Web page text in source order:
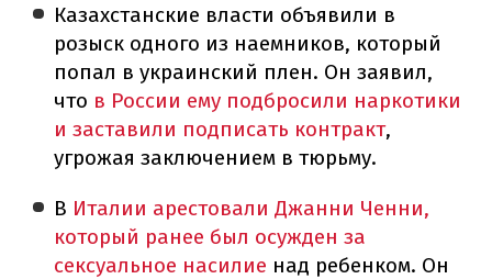
Казахстанские власти объявили в
розыск одного из наемников, который
попал в украинский плен. Он заявил,
что в России ему подбросили наркотики
и заставили подписать контракт,
угрожая заключением в тюрьму.
В Италии арестовали Джанни Ченни,
который ранее был осужден за
сексуальное насилие над ребенком. Он